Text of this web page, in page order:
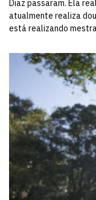
Diaz passaram. Ela
atualmente realiza
está realizando